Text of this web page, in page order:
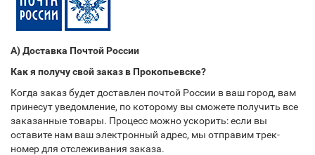
А) Доставка Почтой России
Как я получу свой заказ в Прокопьевске?
Когда заказ будет доставлен почтой России в ваш город, вам
принесут уведомление, по которому вы сможете получить все
заказанные товары. Процесс можно ускорить: если вы
оставите нам ваш электронный адрес, мы отправим трек-
номер для отслеживания заказа.